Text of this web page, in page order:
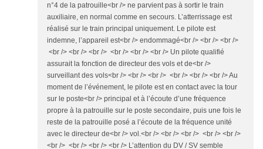
n°4 de la patrouille<br /> ne parvient pas à sortir le train
auxiliaire, en normal comme en secours. L’atterrissage est
réalisé sur le train principal uniquement. Le pilote est
indemne, l’appareil est<br /> endommagé<br /> <br /> <br />
<br /> <br /> <br /> <br /> <br /> <br /> Un pilote qualifié
assurait la fonction de directeur des vols et de<br />
surveillant des vols<br /> <br /> <br /> <br /> <br /> <br /> Au
moment de l’événement, le pilote est en contact avec la tour
sur le poste<br /> principal et à l’écoute d’une fréquence
propre à la patrouille sur le poste secondaire, puis une fois le
reste de la patrouille posé a l’écoute de la fréquence unité
avec le directeur de<br /> vol.<br /> <br /> <br /> <br /> <br />
<br /> <br /> <br /> <br /> L’attention du DV / SV semble